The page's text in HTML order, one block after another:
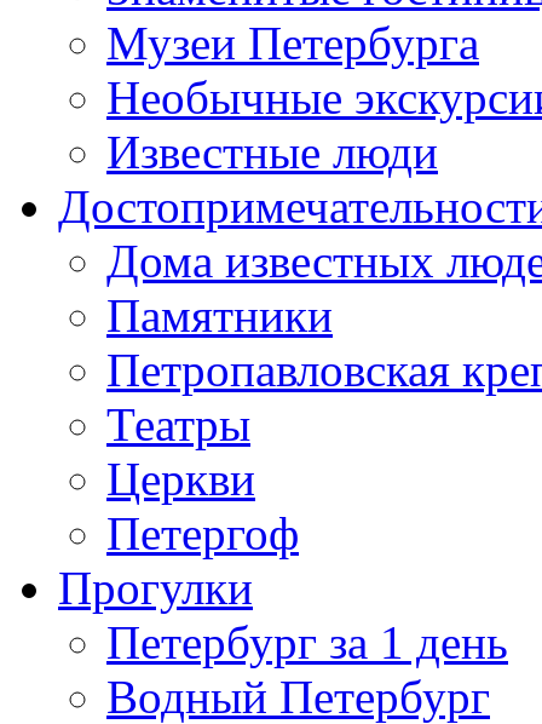
Музеи Петербурга
Необычные
Известные люди
Дома известных
Памятники
Петропавловская
Театры
Церкви
Петергоф
Прогулки
Петербург за 1 день
Водный Петербург